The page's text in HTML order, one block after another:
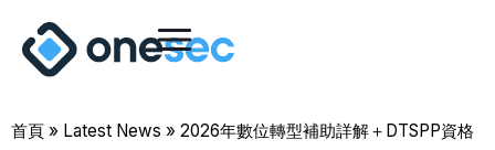
首頁 » Latest News » 2026年數位轉型補助詳解＋DTSPP資格